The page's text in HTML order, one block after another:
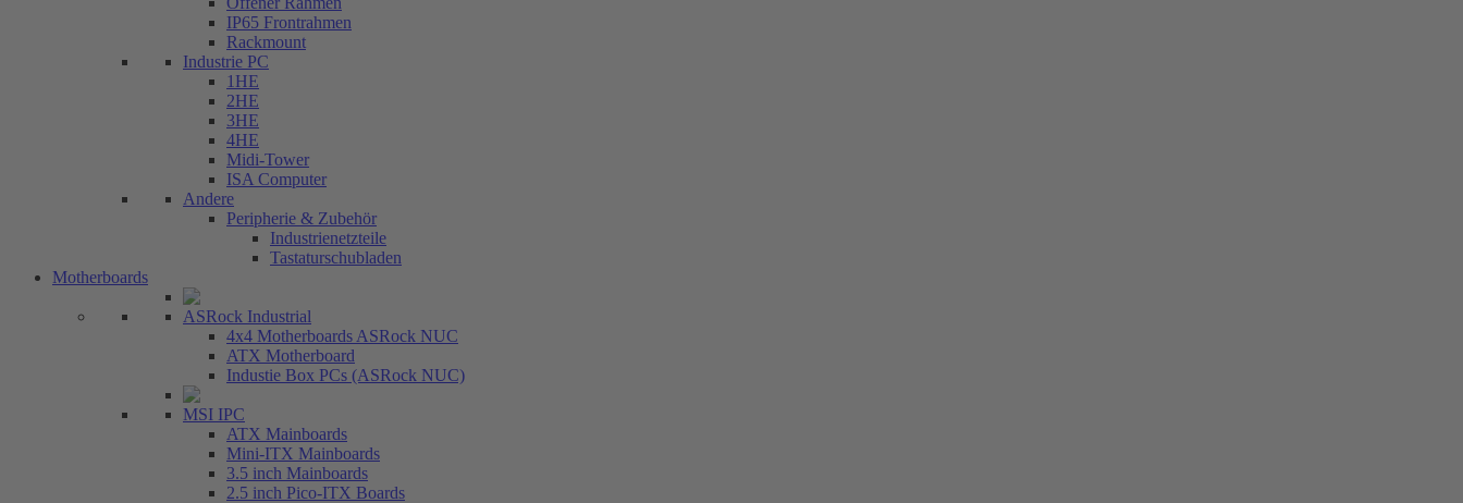
IP65 Frontrahmen
Rackmount
Industrie PC
1HE
2HE
3HE
4HE
Midi-Tower
ISA Computer
Andere
Peripherie & Zubehör
Industrienetzteile
Tastaturschubladen
Motherboards
ASRock Industrial
4x4 Motherboards ASRock NUC
ATX Motherboard
Industie Box PCs (ASRock NUC)
MSI IPC
ATX Mainboards
Mini-ITX Mainboards
3.5 inch Mainboards
2.5 inch Pico-ITX Boards